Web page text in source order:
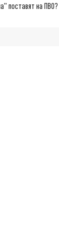
поставят на